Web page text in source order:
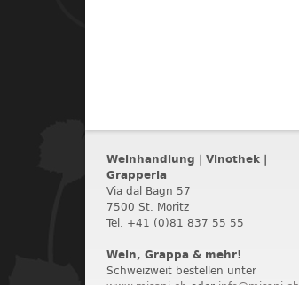
Weinhandlung | Vinothek |
Grapperia
Via dal Bagn 57
7500 St. Moritz
Tel. +41 (0)81 837 55 55
Wein, Grappa & mehr!
Schweizweit bestellen unter